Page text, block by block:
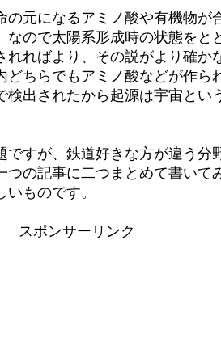
の元になるアミノ酸や有機物が
なので太陽系形成時の状態をと
れればより、その説がより確か
どちらでもアミノ酸などが作ら
検出されたから起源は宇宙とい
ですが、鉄道好きな方が違う分
つの記事に二つまとめて書いて
ものです。
スポンサーリンク